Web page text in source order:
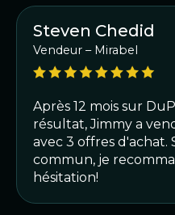
Steven Chedid
Vendeur – Mirabel
Après 12 mois sur
résultat, Jimmy a
avec 3 offres d'achat.
commun, je
hésitation!